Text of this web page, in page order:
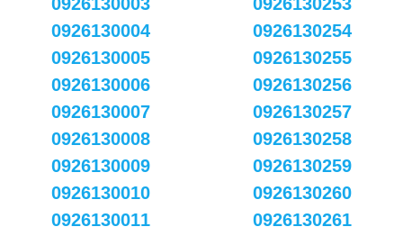
0926130004
0926130005
0926130006
0926130007
0926130008
0926130009
0926130010
0926130011
0926130254
0926130255
0926130256
0926130257
0926130258
0926130259
0926130260
0926130261